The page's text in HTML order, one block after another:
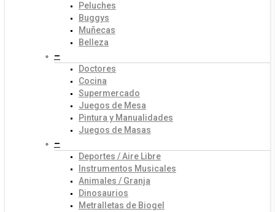
Peluches
Buggys
Muñecas
Belleza
–
Doctores
Cocina
Supermercado
Juegos de Mesa
Pintura y Manualidades
Juegos de Masas
–
Deportes / Aire Libre
Instrumentos Musicales
Animales / Granja
Dinosaurios
Metralletas de Biogel